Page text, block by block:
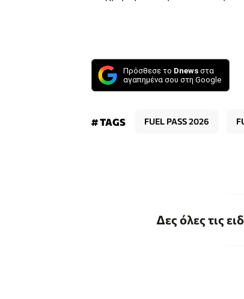
Πρόσθεσε το Dnews στα
αγαπημένα σου στη Google
# TAGS FUEL PASS 2026
Δες όλες τις